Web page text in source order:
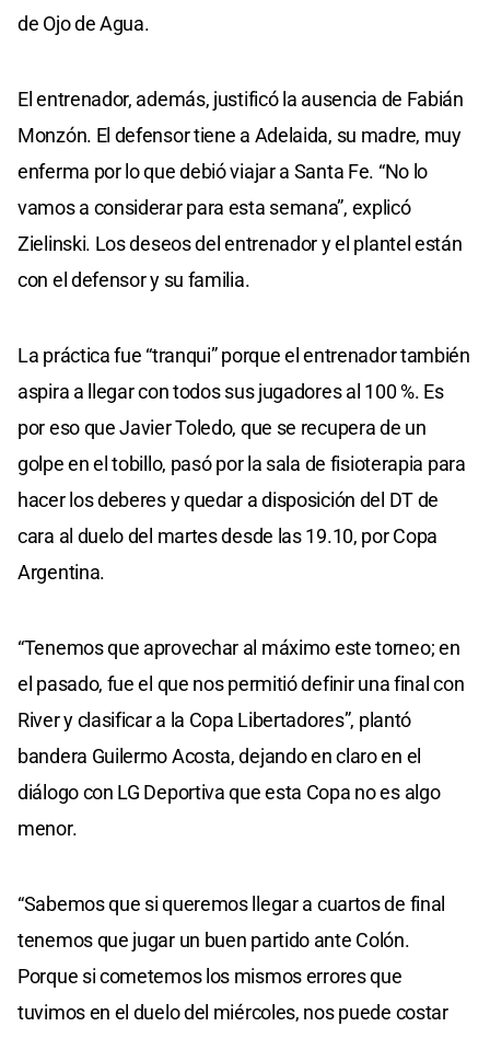
de Ojo de Agua.
El entrenador, además, justificó la ausencia de Fabián
Monzón. El defensor tiene a Adelaida, su madre, muy
enferma por lo que debió viajar a Santa Fe. “No lo
vamos a considerar para esta semana”, explicó
Zielinski. Los deseos del entrenador y el plantel están
con el defensor y su familia.
La práctica fue “tranqui” porque el entrenador también
aspira a llegar con todos sus jugadores al 100 %. Es
por eso que Javier Toledo, que se recupera de un
golpe en el tobillo, pasó por la sala de fisioterapia para
hacer los deberes y quedar a disposición del DT de
cara al duelo del martes desde las 19.10, por Copa
Argentina.
“Tenemos que aprovechar al máximo este torneo; en
el pasado, fue el que nos permitió definir una final con
River y clasificar a la Copa Libertadores”, plantó
bandera Guilermo Acosta, dejando en claro en el
diálogo con LG Deportiva que esta Copa no es algo
menor.
“Sabemos que si queremos llegar a cuartos de final
tenemos que jugar un buen partido ante Colón.
Porque si cometemos los mismos errores que
tuvimos en el duelo del miércoles, nos puede costar